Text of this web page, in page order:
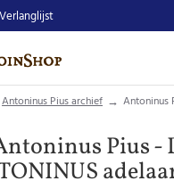
Verlanglijst
Antoninus Pius archief Antoninus
Pius -